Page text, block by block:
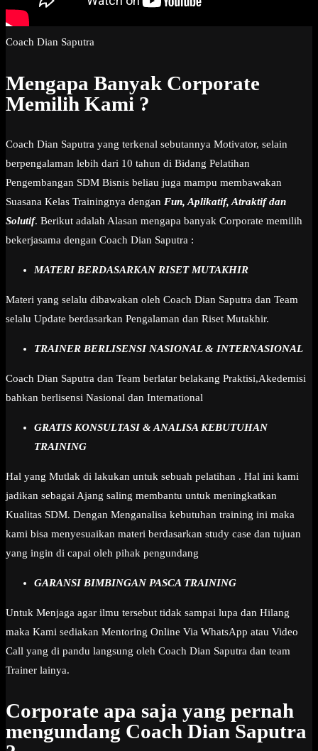
Coach Dian Saputra
Mengapa Banyak Corporate
Memilih Kami ?
Coach Dian Saputra yang terkenal sebutannya Motivator, selain
berpengalaman lebih dari 10 tahun di Bidang Pelatihan
Pengembangan SDM Bisnis beliau juga mampu membawakan
Suasana Kelas Trainingnya dengan Fun, Aplikatif, Atraktif dan
Solutif. Berikut adalah Alasan mengapa banyak Corporate memilih
bekerjasama dengan Coach Dian Saputra :
MATERI BERDASARKAN RISET MUTAKHIR
Materi yang selalu dibawakan oleh Coach Dian Saputra dan Team
selalu Update berdasarkan Pengalaman dan Riset Mutakhir.
TRAINER BERLISENSI NASIONAL & INTERNASIONAL
Coach Dian Saputra dan Team berlatar belakang Praktisi,Akedemisi
bahkan berlisensi Nasional dan International
GRATIS KONSULTASI & ANALISA KEBUTUHAN
TRAINING
Hal yang Mutlak di lakukan untuk sebuah pelatihan . Hal ini kami
jadikan sebagai Ajang saling membantu untuk meningkatkan
Kualitas SDM. Dengan Menganalisa kebutuhan training ini maka
kami bisa menyesuaikan materi berdasarkan study case dan tujuan
yang ingin di capai oleh pihak pengundang
GARANSI BIMBINGAN PASCA TRAINING
Untuk Menjaga agar ilmu tersebut tidak sampai lupa dan Hilang
maka Kami sediakan Mentoring Online Via WhatsApp atau Video
Call yang di pandu langsung oleh Coach Dian Saputra dan team
Trainer lainya.
Corporate apa saja yang pernah
mengundang Coach Dian Saputra